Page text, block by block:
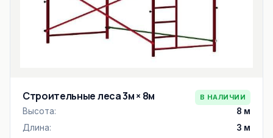
Строительные леса 3м × 8м В НАЛИЧИИ
Высота:
8 м
Длина:
3 м